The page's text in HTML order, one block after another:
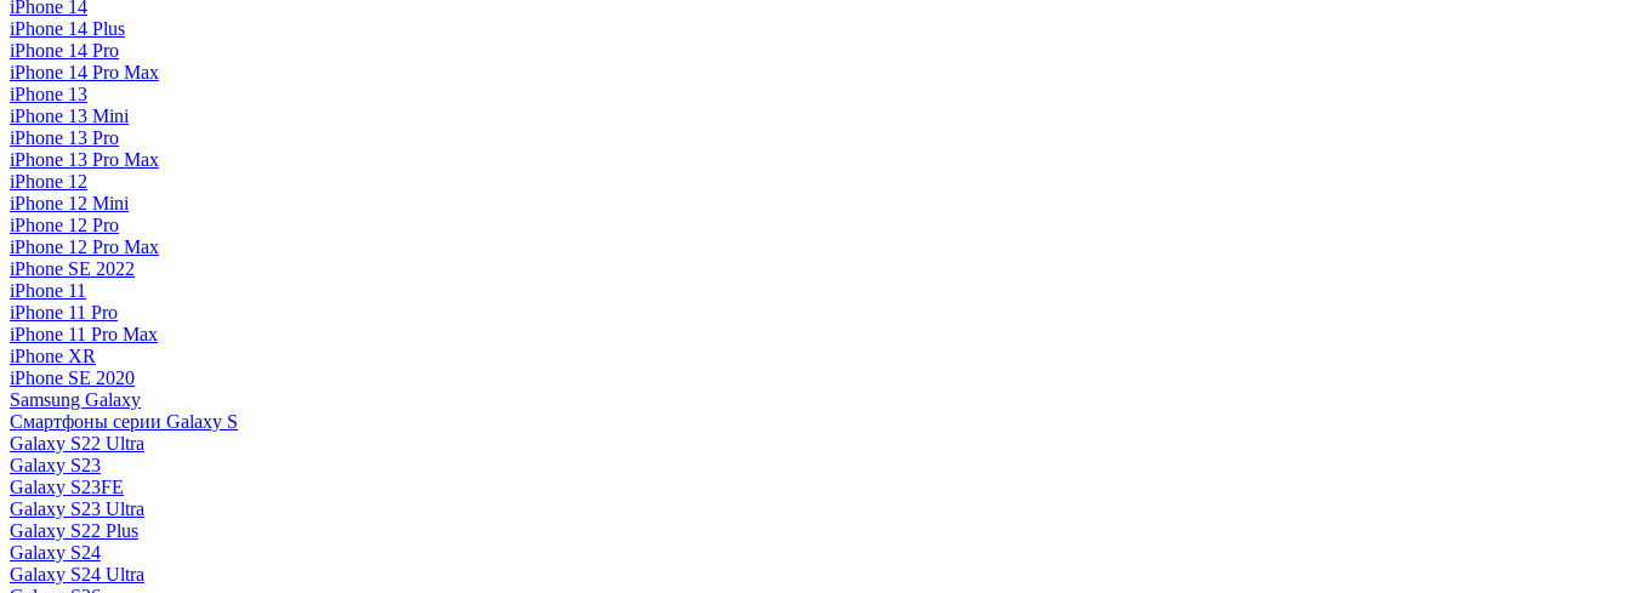
iPhone 14
iPhone 14 Plus
iPhone 14 Pro
iPhone 14 Pro Max
iPhone 13
iPhone 13 Mini
iPhone 13 Pro
iPhone 13 Pro Max
iPhone 12
iPhone 12 Mini
iPhone 12 Pro
iPhone 12 Pro Max
iPhone SE 2022
iPhone 11
iPhone 11 Pro
iPhone 11 Pro Max
iPhone XR
iPhone SE 2020
Samsung Galaxy
Смартфоны серии Galaxy S
Galaxy S22 Ultra
Galaxy S23
Galaxy S23FE
Galaxy S23 Ultra
Galaxy S22 Plus
Galaxy S24
Galaxy S24 Ultra